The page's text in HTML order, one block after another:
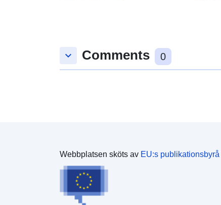
keyboard_arrow_down Comments 0
Webbplatsen sköts av EU:s publikationsbyrå